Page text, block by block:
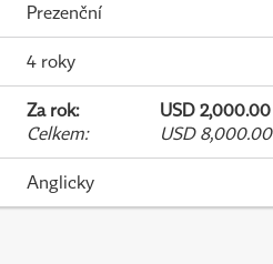
Prezenční
4 roky
Za rok:
USD 2,000.00
Celkem: USD 8,000.00
Anglicky